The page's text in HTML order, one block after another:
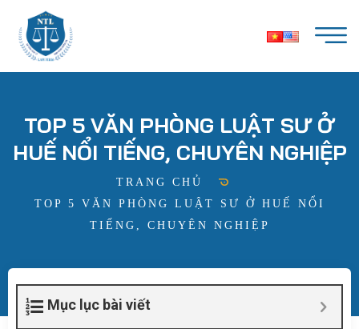
TOP 5 VĂN PHÒNG LUẬT SƯ Ở
HUẾ NỔI TIẾNG, CHUYÊN NGHIỆP
TRANG CHỦ
TOP 5 VĂN PHÒNG LUẬT SƯ Ở HUẾ NỔI
TIẾNG, CHUYÊN NGHIỆP
Mục lục bài viết